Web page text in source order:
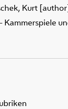
Kurt
Kammerspiele